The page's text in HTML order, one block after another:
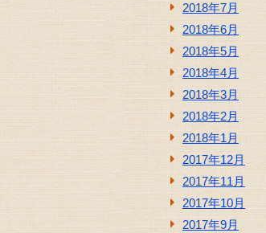
2018年7月
2018年6月
2018年5月
2018年4月
2018年3月
2018年2月
2018年1月
2017年12月
2017年11月
2017年10月
2017年9月